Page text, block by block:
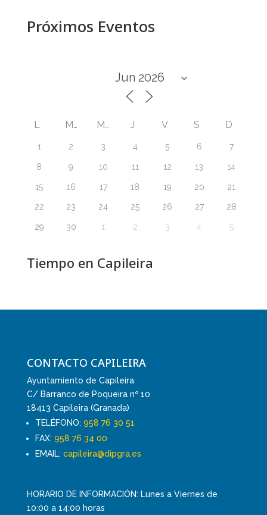
Próximos Eventos
L M M J V S D
1 2 3 4 5 6 7
8 9 10 11 12 13 14
15 16 17 18 19 20 21
22 23 24 25 26 27 28
29 30 1 2 3 4 5
Tiempo en Capileira
CONTACTO CAPILEIRA
Ayuntamiento de Capileira
C/ Barranco de Poqueira nº 10
18413 Capileira (Granada)
TELÉFONO: 958 76 30 51
FAX: 958 76 34 00
EMAIL: capileira@dipgra.es
HORARIO DE INFORMACIÓN: Lunes a Viernes de
10:00 a 14:00 horas